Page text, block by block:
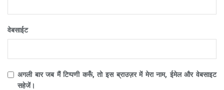
वेबसाईट
अगली बार जब मैं टिप्पणी करूँ, तो इस ब्राउज़र में मेरा नाम, ईमेल और वेबसाइट
सहेजें।